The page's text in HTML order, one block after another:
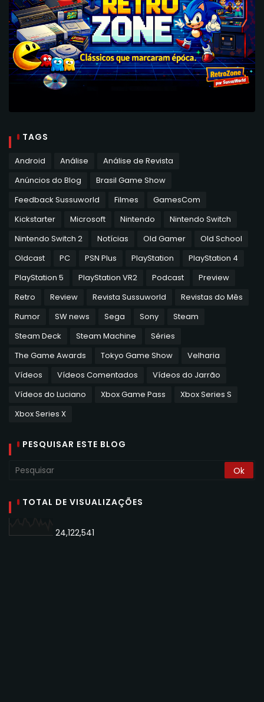
TAGS
Android Análise
Análise de Revista
Anúncios do Blog
Brasil Game Show
Feedback Sussuworld
Filmes
GamesCom
Kickstarter
Microsoft Nintendo
Nintendo Switch
Nintendo Switch 2
Notícias Old Gamer
Old School
Oldcast
PC PSN Plus PlayStation
PlayStation 4
PlayStation 5
PlayStation VR2 Podcast
Preview
Retro
Review Revista Sussuworld
Revistas do Mês
Rumor
SW news Sega Sony
Steam
Steam Deck
Steam Machine
Séries
The Game Awards
Tokyo Game Show
Velharia
Vídeos
Vídeos Comentados
Vídeos do Jarrão
Vídeos do Luciano
Xbox Game Pass
Xbox Series S
Xbox Series X
PESQUISAR ESTE BLOG
TOTAL DE VISUALIZAÇÕES
24,122,541